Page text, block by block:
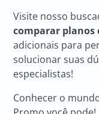
Visite nosso
comparar planos
adicionais para
solucionar suas
especialistas!
Conhecer o